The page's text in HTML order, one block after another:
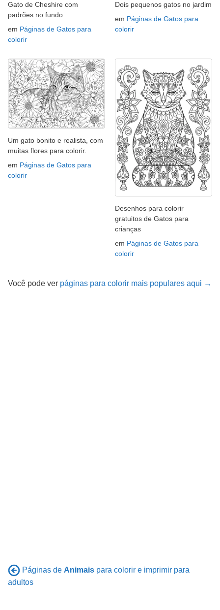
Gato de Cheshire com
padrões no fundo
em Páginas de Gatos para
colorir
Dois pequenos gatos no jardim
em Páginas de Gatos para
colorir
Um gato bonito e realista, com
muitas flores para colorir.
em Páginas de Gatos para
colorir
Desenhos para colorir
gratuitos de Gatos para
crianças
em Páginas de Gatos para
colorir
Você pode ver páginas para colorir mais populares aqui →
Páginas de Animais para colorir e imprimir para
adultos